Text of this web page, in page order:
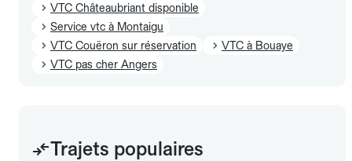
VTC Châteaubriant disponible
Service vtc à Montaigu
VTC Couëron sur réservation
VTC à Bouaye
VTC pas cher Angers
Trajets populaires